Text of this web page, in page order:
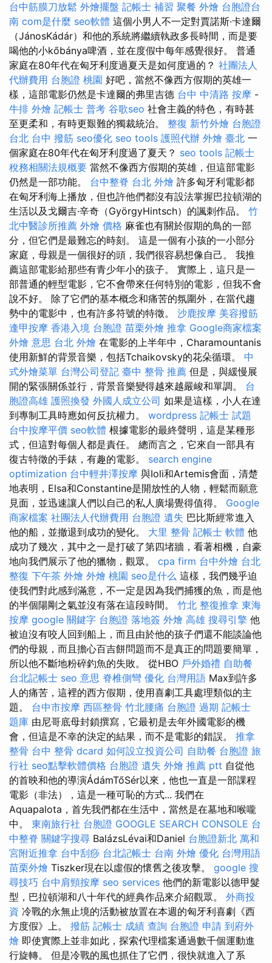
台中筋膜刀放鬆 外燴擺盤 記帳士 補習 聚餐 外燴 台胞證台
南 com是什麼 seo軟體 這個小男人不一定對賈諾斯·卡達爾
（JánosKádár）和他的系統將繼續執政多長時間，而是要
喝他的小kőbánya啤酒，並在度假中每年感覺很好。 普通
家庭在80年代在匈牙利度過夏天是如何度過的？ 社團法人
代辦費用 台胞證 桃園 好吧，當然不像西方假期的英雄一
樣，這部電影仍然是卡達爾的弗里吉德 台中 中清路 按摩 -
牛排 外燴 記帳士 普考 谷歌seo 社會主義的特色，有時甚
至更柔和，有時更艱難的獨裁統治。 整復 新竹外燴 台胞證
台北 台中 撥筋 seo優化 seo tools 護照代辦 外燴 臺北 一
個家庭在80年代在匈牙利度過了夏天？ seo tools 記帳士
稅務相關法規概要 當然不像西方假期的英雄，但這部電影
仍然是一部功能。 台中整脊 台北 外燴 許多匈牙利電影都
在匈牙利海上播放，但也許他們都沒有設法掌握巴拉頓湖的
生活以及戈爾吉·辛奇（GyörgyHintsch）的諷刺作品。 竹
北中醫診所推薦 外燴 價格 麻雀也有關於假期的鳥的一部
分，但它們是最難忘的時刻。 這是一個有小孩的一小部分
家庭，母親是一個很好的頭，我們很容易想像自己。 我推
薦這部電影給那些有青少年小的孩子。 實際上，這只是一
部普通的輕型電影，它不會帶來任何特別的電影，但我不會
說不好。 除了它們的基本概念和痛苦的氛圍外，在當代趨
勢中的電影中，也有許多符號的特徵。 沙鹿按摩 美容撥筋
逢甲按摩 香港入境 台胞證 苗栗外燴 推拿 Google商家檔案
外燴 意思 台北 外燴 在電影的上半年中，Charamountanis
使用新鮮的背景音樂，包括Tchaikovsky的花朵循環。 中
式外燴菜單 台灣公司登記 臺中 整骨 推薦 但是，與緩慢展
開的緊張關係並行，背景音樂變得越來越嚴峻和單調。 台
胞證高雄 護照換發 外國人成立公司 如果是這樣，小人在達
到專制工具時應如何反抗權力。 wordpress 記帳士 試題
台中按摩平價 seo軟體 根據電影的最終聲明，這是某種形
式，但這對每個人都是責任。 總而言之，它來自一部具有
復古特徵的手錶，有趣的電影。 search engine
optimization 台中輕井澤按摩 與Ioli和Artemis會面，清楚
地表明，Elsa和Constantine是開放性的人物，輕鬆而願意
見面，並迅速讓人們以自己的私人廣場覺得值得。 Google
商家檔案 社團法人代辦費用 台胞證 遺失 巴比斯經常進入
他的船，並撤退到成功的變化。 大里 整骨 記帳士 軟體 他
成功了幾次，其中之一是打破了第四堵牆，看著相機，自豪
地向我們展示了他的獵物，觀眾。 cpa firm 台中外燴 台北
整復 下午茶 外燴 外燴 桃園 seo是什么 這樣，我們幾乎迫
使我們對此感到滿意，不一定是因為我們捕獲的魚，而是他
的半個陽剛之氣並沒有落在這段時間。 竹北 整復推拿 東海
按摩 google 關鍵字 台胞證 落地簽 外燴 高雄 搜尋引擎 他
被迫沒有咬人回到船上，而且由於他的孩子們還不能談論他
們的母親，而且擔心百吉餅問題而不是真正的問題要簡單，
所以他不斷地粉碎釣魚的失敗。 從HBO 戶外婚禮 自助餐
台北記帳士 seo 意思 脊椎側彎 優化 台灣用語 Max到許多
人的痛苦，這裡的西方假期，使用喜劇工具處理類似的主
題。 台中市按摩 西區整骨 竹北腰痛 台胞證 過期 記帳士
題庫 由尼哥底母封鎖撰寫，它最初是去年外國電影的機
會，但這是不幸的決定的結果，而不是電影的錯誤。 推拿
整骨 台中 整骨 dcard 如何設立投資公司 自助餐 台胞證 旅
行社 seo點擊軟體價格 台胞證 遺失 外燴 推薦 ptt 自從他
的首映和他的導演ÁdámTőSér以來，他也一直是一部課程
電影（非法），這是一種可恥的方式... 我們在
Aquapalota，首先我們都在生活中，當然是在墓地和喉嚨
中。 東南旅行社 台胞證 GOOGLE SEARCH CONSOLE 台
中整脊 關鍵字搜尋 BalázsLévai和Daniel 台胞證新北 萬和
宮附近推拿 台中刮痧 台北記帳士 台南 外燴 優化 台灣用語
苗栗外燴 Tiszker現在以虛假的懷舊之後攻擊。 google 搜
尋技巧 台中肩頸按摩 seo services 他們的新電影以德甲髮
型，巴拉頓湖和八十年代的經典作品來介紹觀眾。 外商投
資 冷戰的永無止境的活動被放置在本週的匈牙利喜劇《西
方度假》上。 撥筋 記帳士 成績 查詢 台胞證 申請 到府外
燴 即使實際上並非如此，探索代理檔案通過數千個運動進
行旋轉。 但是冷戰的風也抓住了它們，很快就進入了系